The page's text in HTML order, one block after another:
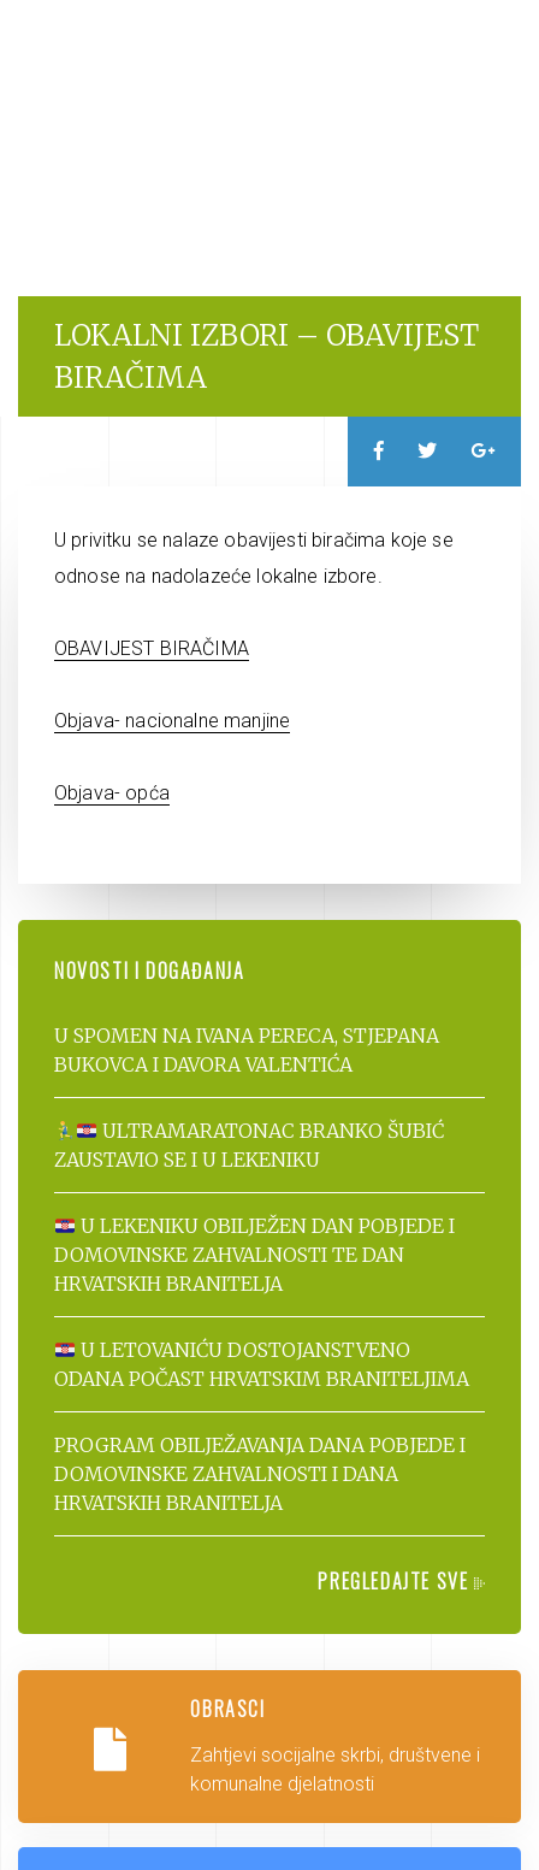
LOKALNI IZBORI – OBAVIJEST
BIRAČIMA
U privitku se nalaze obavijesti biračima koje se
odnose na nadolazeće lokalne izbore.
OBAVIJEST BIRAČIMA
Objava- nacionalne manjine
Objava- opća
NOVOSTI I DOGAĐANJA
U SPOMEN NA IVANA PERECA, STJEPANA
BUKOVCA I DAVORA VALENTIĆA
ULTRAMARATONAC BRANKO ŠUBIĆ
ZAUSTAVIO SE I U LEKENIKU
U LEKENIKU OBILJEŽEN DAN POBJEDE I
DOMOVINSKE ZAHVALNOSTI TE DAN
HRVATSKIH BRANITELJA
U LETOVANIĆU DOSTOJANSTVENO
ODANA POČAST HRVATSKIM BRANITELJIMA
PROGRAM OBILJEŽAVANJA DANA POBJEDE I
DOMOVINSKE ZAHVALNOSTI I DANA
HRVATSKIH BRANITELJA
PREGLEDAJTE SVE
OBRASCI
Zahtjevi socijalne skrbi, društvene i
komunalne djelatnosti